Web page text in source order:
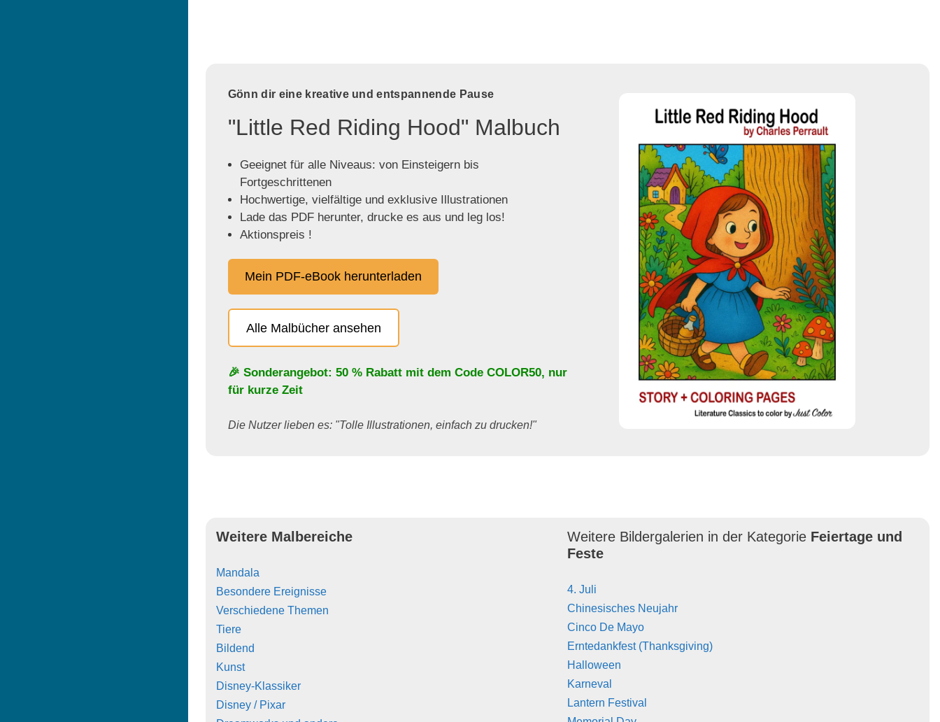
Gönn dir eine kreative und entspannende Pause
"Little Red Riding Hood" Malbuch
Geeignet für alle Niveaus: von Einsteigern bis
Fortgeschrittenen
Hochwertige, vielfältige und exklusive Illustrationen
Lade das PDF herunter, drucke es aus und leg los!
Aktionspreis !
Mein PDF-eBook herunterladen
Alle Malbücher ansehen
🎉 Sonderangebot: 50 % Rabatt mit dem Code COLOR50, nur
für kurze Zeit
Die Nutzer lieben es: "Tolle Illustrationen, einfach zu drucken!"
Weitere Malbereiche
Mandala
Besondere Ereignisse
Verschiedene Themen
Tiere
Bildend
Kunst
Disney-Klassiker
Disney / Pixar
Weitere Bildergalerien in der Kategorie Feiertage und
Feste
4. Juli
Chinesisches Neujahr
Cinco De Mayo
Erntedankfest (Thanksgiving)
Halloween
Karneval
Lantern Festival